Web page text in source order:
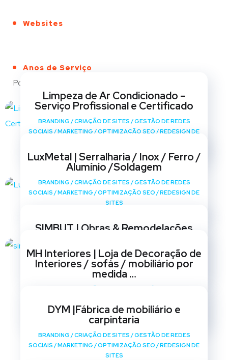
Websites
Anos de Serviço
Portfólio
Limpeza de Ar Condicionado –
Serviço Profissional e Certificado
BRANDING /CRIAÇÃO DE SITES /GESTÃO DE REDES
SOCIAIS /MARKETING /OPTIMIZAÇÃO SEO /REDESIGN DE
LuxMetal | Serralharia / Inox / Ferro /
Alumínio /Soldagem
BRANDING /CRIAÇÃO DE SITES /GESTÃO DE REDES
SOCIAIS /MARKETING /OPTIMIZAÇÃO SEO /REDESIGN DE
SITES
SIMBUT | Obras & Remodelações
SOCIAIS /MARKETING OPTIMIZAÇÃO SEO/ REDESIGN DE
SITES
MH Interiores | Loja de Decoração de
Interiores / sofás / mobiliário por
medida …
SITES
DYM |Fábrica de mobiliário e
carpintaria
BRANDING /CRIAÇÃO DE SITES /GESTÃO DE REDES
SOCIAIS /MARKETING /OPTIMIZAÇÃO SEO /REDESIGN DE
SITES